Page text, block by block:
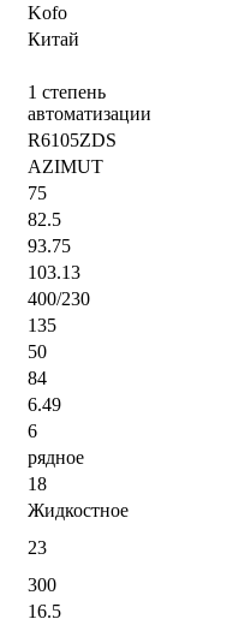
Kofo
Китай
1 степень
автоматизации
R6105ZDS
AZIMUT
75
82.5
93.75
103.13
400/230
135
50
84
6.49
6
рядное
18
Жидкостное
23
300
16.5